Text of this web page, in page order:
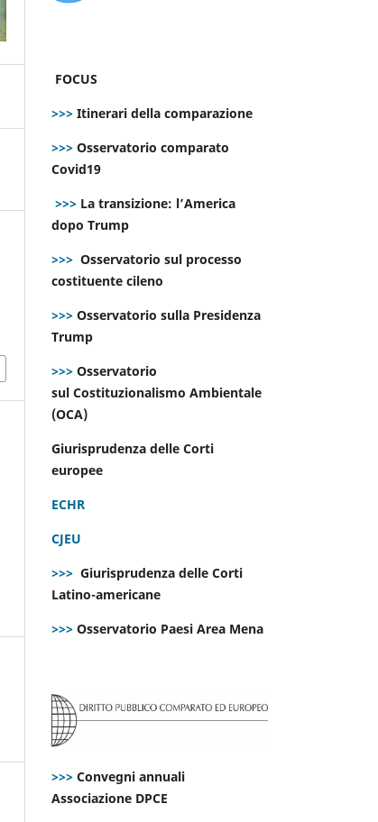
FOCUS
>>> Itinerari della comparazione
>>> Osservatorio comparato
Covid19
>>> La transizione: l’America
dopo Trump
>>> Osservatorio sul processo
costituente cileno
>>> Osservatorio sulla Presidenza
Trump
>>> Osservatorio
sul Costituzionalismo Ambientale
(OCA)
Giurisprudenza delle Corti
europee
ECHR
CJEU
>>> Giurisprudenza delle Corti
Latino-americane
>>> Osservatorio Paesi Area Mena
>>> Convegni annuali
Associazione DPCE